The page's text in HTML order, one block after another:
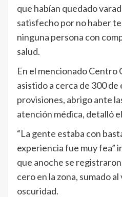
que habían quedado
satisfecho por no haber
ninguna persona con
salud.
En el mencionado Centro
asistido a cerca de 300
provisiones, abrigo ante
atención médica, detalló
“La gente estaba con
experiencia fue muy fea”
que anoche se
cero en la zona, sumado
oscuridad.